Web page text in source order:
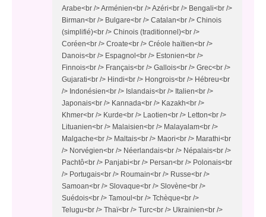
Arabe<br /> Arménien<br /> Azéri<br /> Bengali<br />
Birman<br /> Bulgare<br /> Catalan<br /> Chinois
(simplifié)<br /> Chinois (traditionnel)<br />
Coréen<br /> Croate<br /> Créole haïtien<br />
Danois<br /> Espagnol<br /> Estonien<br />
Finnois<br /> Français<br /> Gallois<br /> Grec<br />
Gujarati<br /> Hindi<br /> Hongrois<br /> Hébreu<br
/> Indonésien<br /> Islandais<br /> Italien<br />
Japonais<br /> Kannada<br /> Kazakh<br />
Khmer<br /> Kurde<br /> Laotien<br /> Letton<br />
Lituanien<br /> Malaisien<br /> Malayalam<br />
Malgache<br /> Maltais<br /> Maori<br /> Marathi<br
/> Norvégien<br /> Néerlandais<br /> Népalais<br />
Pachtô<br /> Panjabi<br /> Persan<br /> Polonais<br
/> Portugais<br /> Roumain<br /> Russe<br />
Samoan<br /> Slovaque<br /> Slovène<br />
Suédois<br /> Tamoul<br /> Tchèque<br />
Telugu<br /> Thaï<br /> Turc<br /> Ukrainien<br />